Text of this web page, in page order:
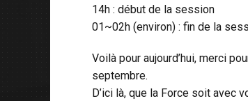
14h : début de la session
01~02h (environ) : fin de la
Voilà pour aujourd’hui, merci
septembre.
D’ici là, que la Force soit avec